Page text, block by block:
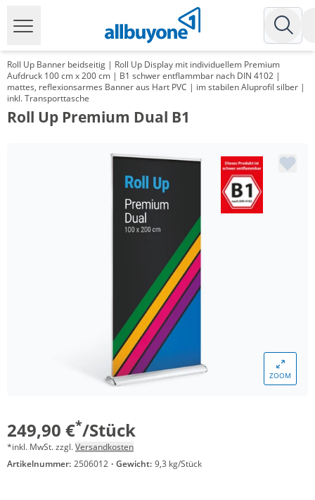
Roll Up Banner beidseitig | Roll Up Display mit individuellem Premium
Aufdruck 100 cm x 200 cm | B1 schwer entflammbar nach DIN 4102 |
mattes, reflexionsarmes Banner aus Hart PVC | im stabilen Aluprofil silber |
inkl. Transporttasche
Roll Up Premium Dual B1
ZOOM
249,90 €*/Stück
*inkl. MwSt. zzgl.Versandkosten
Artikelnummer: 2506012 · Gewicht: 9,3 kg/Stück